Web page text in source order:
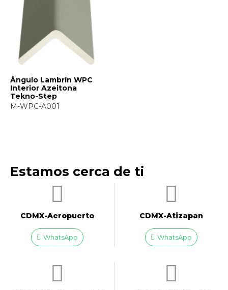
Ángulo Lambrín WPC
Interior Azeitona
Tekno-Step
M-WPC-A001
Estamos cerca de ti
CDMX-Aeropuerto​
WhatsApp
CDMX-Atizapan
WhatsApp